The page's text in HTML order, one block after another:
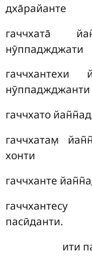
дха̄райанте
гаччхата̄
нӯппаджджати
гаччхантехи
нӯппаджджанти
гаччхато
гаччхатам̣
хонти
гаччханте
пасӣданти.
ити